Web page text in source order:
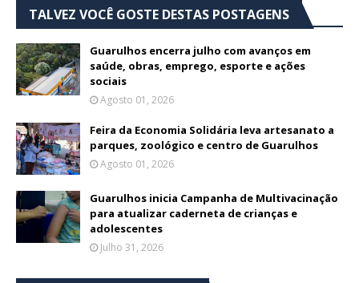
TALVEZ VOCÊ GOSTE DESTAS POSTAGENS
Guarulhos encerra julho com avanços em
saúde, obras, emprego, esporte e ações
sociais
Agosto 01, 2026
Feira da Economia Solidária leva artesanato a
parques, zoológico e centro de Guarulhos
Agosto 01, 2026
Guarulhos inicia Campanha de Multivacinação
para atualizar caderneta de crianças e
adolescentes
Julho 31, 2026